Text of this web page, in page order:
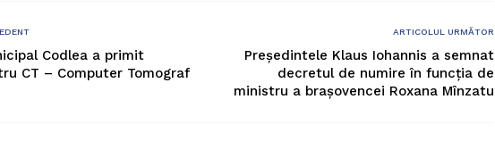
Codlea a primit
CT – Computer Tomograf
ARTICOLUL URMĂTOR
Președintele Klaus Iohannis a semnat
decretul de numire în funcția de
ministru a brașovencei Roxana Mînzatu